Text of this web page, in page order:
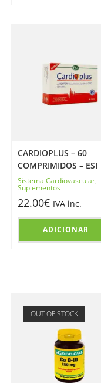
CARDIOPLUS – 60
COMPRIMIDOS – ESI
Sistema Cardiovascular,
Suplementos
22.00€ IVA inc.
ADICIONAR
OUT OF STOCK